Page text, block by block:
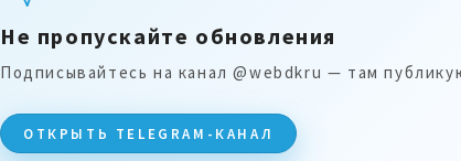
Не пропускайте обновления
Подписывайтесь на канал @webdkru — там
ОТКРЫТЬ TELEGRAM-КАНАЛ